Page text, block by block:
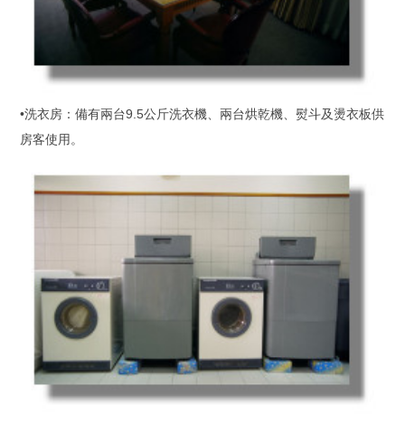
•洗衣房：備有兩台9.5公斤洗衣機、兩台烘乾機、熨斗及燙衣板供
房客使用。